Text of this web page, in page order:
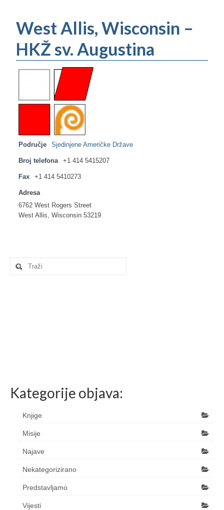
West Allis, Wisconsin –
HKŽ sv. Augustina
Područje Sjedinjene Američke Države
Broj telefona +1 414 5415207
Fax +1 414 5410273
Adresa
6762 West Rogers Street
West Allis, Wisconsin 53219
Search
for:
Kategorije objava:
Knjige
Misije
Najave
Nekategorizirano
Predstavljamo
Vijesti